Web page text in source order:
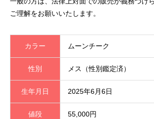
ご理解をお願いいたします。
カラー ムーンチーク
性別 メス（性別鑑定済）
生年月日 2025年6月6日
値段 55,000円